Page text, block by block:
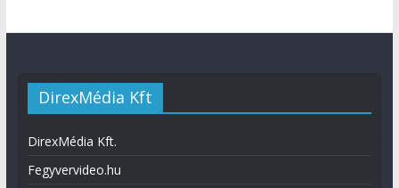
DirexMédia Kft
DirexMédia Kft.
Fegyvervideo.hu